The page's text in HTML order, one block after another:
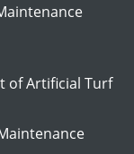
of Artificial Turf